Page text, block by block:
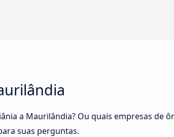
a Maurilândia? Ou quais empresas de
suas perguntas.